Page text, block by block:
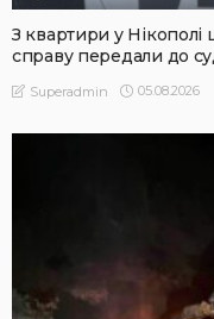
З квартири у
справу передали до
Superadmin 05.08.2026